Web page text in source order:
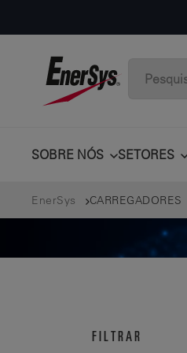
SOBRE NÓS SETORES
EnerSys CARREGADORES
FILTRAR